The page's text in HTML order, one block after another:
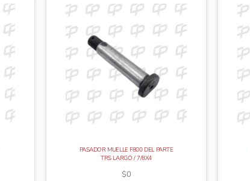
PASADOR MUELLE F800 DEL PARTE
TRS LARGO / 7/8X4
$0